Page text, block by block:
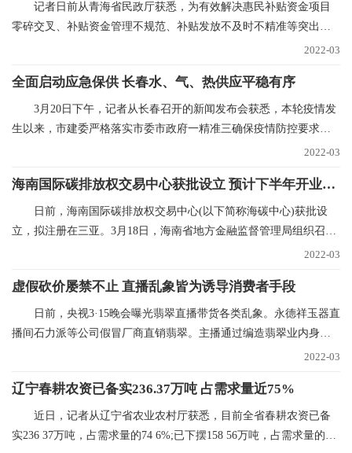
记者日前从青海省民政厅获悉，为有效解决惠民补贴资金项目
零碎交叉、补贴资金管理不规范、补贴发放不及时不精准等突出问
2022-03
全面启动应急保供 长春水、气、热供应平稳有序
3月20日下午，记者从长春召开的新闻发布会获悉，本轮疫情发
生以来，市建委严格落实市委市政府一精准三确保疫情防控要求，
2022-03
海南国际碳排放权交易中心获批设立 预计下半年开业运营
日前，海南国际碳排放权交易中心(以下简称海碳中心)获批设
立，拟注册在三亚。3月18日，海南省地方金融监督管理局组织召开
2022-03
虚假砍价屡禁不止 直播乱象皆为诱导消费者手段
日前，央视3·15晚会曝光翡翠直播带货各类乱象。永德祥玉器直
播间石力派等公司假冒厂商直销翡翠。主播通过编造翡翠业内身
2022-03
辽宁春耕农资已备实236.37万吨 占需求量近75%
近日，记者从辽宁省农业农村厅获悉，目前全省春耕农资已备
实236 37万吨，占需求量的74 6%;已下摆158 56万吨，占需求量的